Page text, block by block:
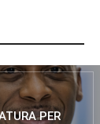
PER